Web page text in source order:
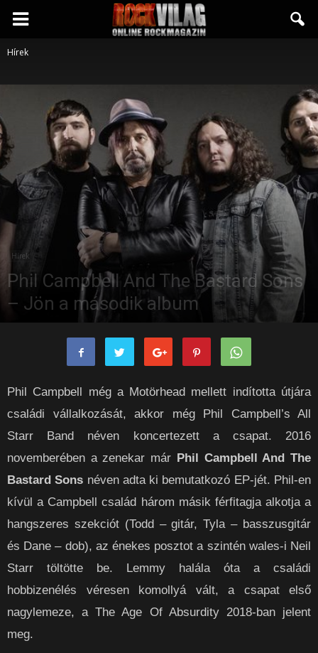
Rockvilág.hu
rockmagazin
Hírek
Hírek
Phil Campbell And The Bastard Sons
– Jön a második album
rockpanorama - 2020-09-06 0
Phil Campbell még a Motörhead mellett indította útjára
családi vállalkozását, akkor még Phil Campbell’s All
Starr Band néven koncertezett a csapat. 2016
novemberében a zenekar már Phil Campbell And The
Bastard Sons néven adta ki bemutatkozó EP-jét. Phil-en
kívül a Campbell család három másik férfitagja alkotja a
hangszeres szekciót (Todd – gitár, Tyla – basszusgitár
és Dane – dob), az énekes posztot a szintén wales-i Neil
Starr töltötte be. Lemmy halála óta a családi
hobbizenélés véresen komollyá vált, a csapat első
nagylemeze, a The Age Of Absurdity 2018-ban jelent
meg.